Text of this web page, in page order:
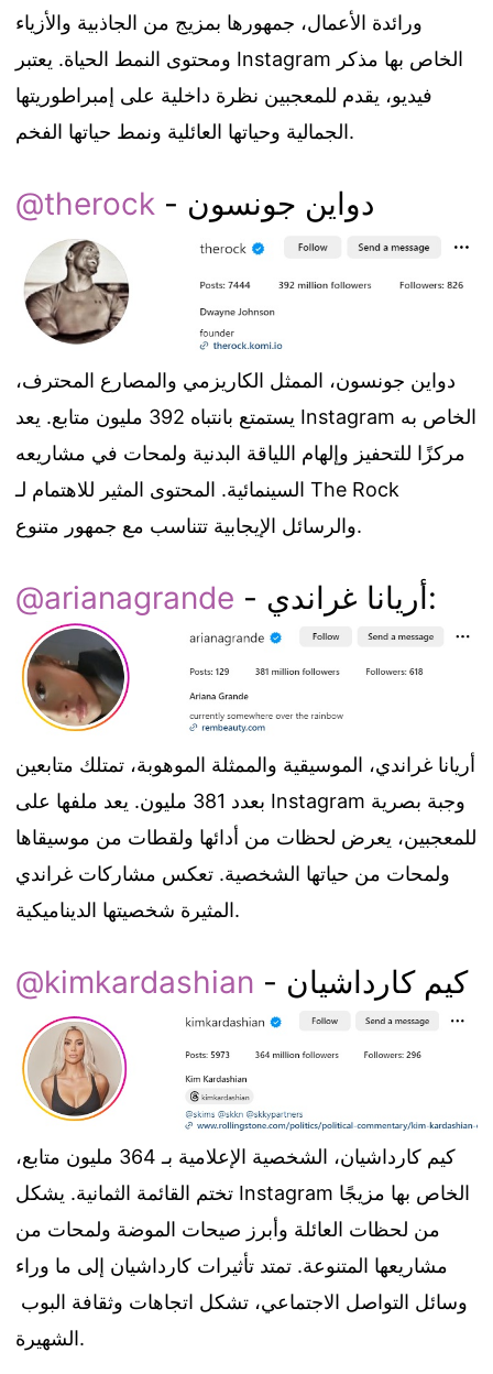
ورائدة الأعمال، جمهورها بمزيج من الجاذبية والأزياء
ومحتوى النمط الحياة. يعتبر Instagram الخاص بها مذكر
فيديو، يقدم للمعجبين نظرة داخلية على إمبراطوريتها
الجمالية وحياتها العائلية ونمط حياتها الفخم.
@therock - دواين جونسون
دواين جونسون، الممثل الكاريزمي والمصارع المحترف،
يستمتع بانتباه 392 مليون متابع. يعد Instagram الخاص به
مركزًا للتحفيز وإلهام اللياقة البدنية ولمحات في مشاريعه
السينمائية. المحتوى المثير للاهتمام لـ The Rock
والرسائل الإيجابية تتناسب مع جمهور متنوع.
@arianagrande - أريانا غراندي:
أريانا غراندي، الموسيقية والممثلة الموهوبة، تمتلك متابعين
بعدد 381 مليون. يعد ملفها على Instagram وجبة بصرية
للمعجبين، يعرض لحظات من أدائها ولقطات من موسيقاها
ولمحات من حياتها الشخصية. تعكس مشاركات غراندي
المثيرة شخصيتها الديناميكية.
@kimkardashian - كيم كارداشيان
كيم كارداشيان، الشخصية الإعلامية بـ 364 مليون متابع،
تختم القائمة الثمانية. يشكل Instagram الخاص بها مزيجًا
من لحظات العائلة وأبرز صيحات الموضة ولمحات من
مشاريعها المتنوعة. تمتد تأثيرات كارداشيان إلى ما وراء
وسائل التواصل الاجتماعي، تشكل اتجاهات وثقافة البوب ​​
الشهيرة.